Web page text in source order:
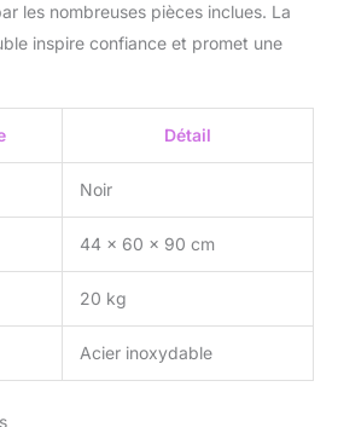
desserte de cuisine sur
roulettes existe en blanc,
tout intérieur – parfait
comme chariot de
service, meuble extérieur
plancha ou placard de
chambre
les nombreuses pièces inclues. La
inspire confiance et promet une
Détail
Noir
44 x 60 x 90 cm
20 kg
Acier inoxydable